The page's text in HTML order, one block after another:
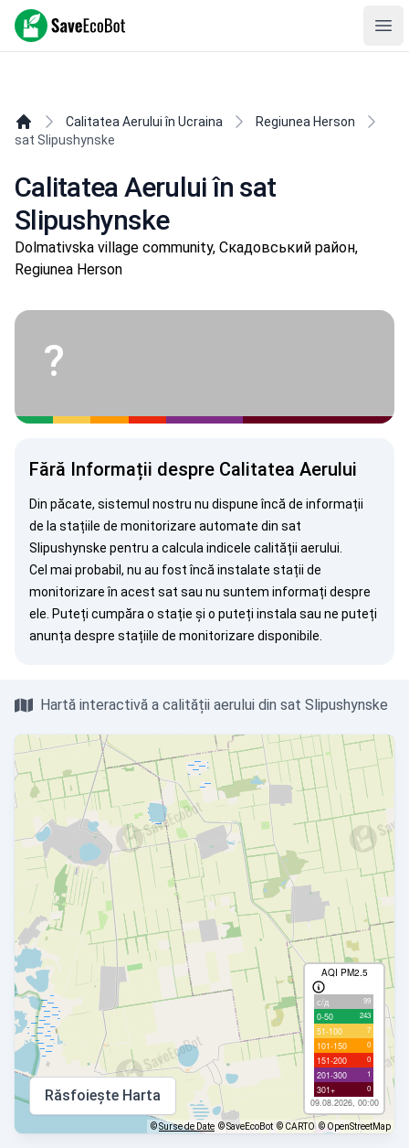
SaveEcoBot
Calitatea Aerului în Ucraina
Regiunea Herson
sat Slipushynske
Calitatea Aerului în sat
Slipushynske
Dolmativska village community, Скадовський район,
Regiunea Herson
?
Fără Informații despre Calitatea Aerului
Din păcate, sistemul nostru nu dispune încă de informații
de la stațiile de monitorizare automate din sat
Slipushynske pentru a calcula indicele calității aerului.
Cel mai probabil, nu au fost încă instalate stații de
monitorizare în acest sat sau nu suntem informați despre
ele. Puteți cumpăra o stație și o puteți instala sau ne puteți
anunța despre stațiile de monitorizare disponibile.
Hartă interactivă a calității aerului din sat Slipushynske
AQI PM2.5
с/д 99
0-50 243
51-100 7
101-150 0
151-200 0
201-300 1
301+ 0
09.08.2026, 00:00
Răsfoiește Harta
©Surse de Date © SaveEcoBot © CARTO © OpenStreetMap